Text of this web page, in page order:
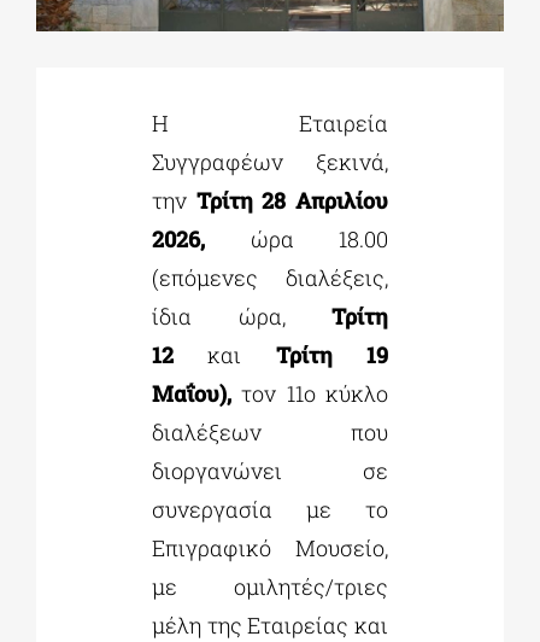
ΕΚΠΑΙΔΕΥΤΙΚΑ ΙΔΡΥΜΑΤΑ
ΠΟΛΙΤΙΣΤΙΚΟΙ ΦΟΡΕΙΣ
Η Εταιρεία
Συγγραφέων ξεκινά,
την Τρίτη 28 Απριλίου
2026,ώρα 18.00
(επόμενες διαλέξεις,
ίδια ώρα,Τρίτη
12και Τρίτη 19
Μαΐου),τον 11ο κύκλο
διαλέξεων που
διοργανώνει σε
συνεργασία με το
Επιγραφικό Μουσείο,
με ομιλητές/τριες
μέλη της Εταιρείας και